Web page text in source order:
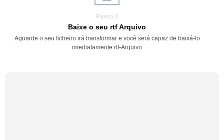
Passo 3
Baixe o seu rtf Arquivo
Aguarde o seu ficheiro irá transformar e você será capaz de baixá-lo
imediatamente rtf-Arquivo